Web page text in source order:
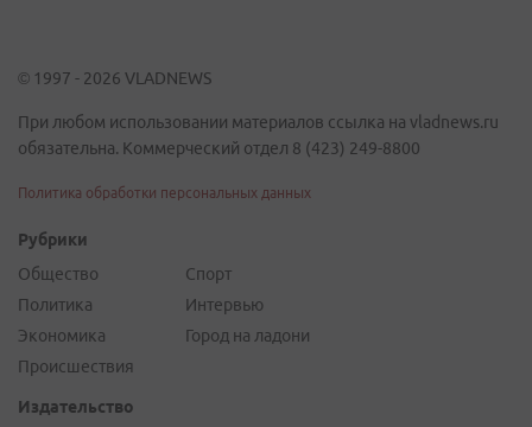
© 1997 - 2026 VLADNEWS
При любом использовании материалов ссылка на vladnews.ru
обязательна. Коммерческий отдел 8 (423) 249-8800
Политика обработки персональных данных
Рубрики
Общество
Политика
Экономика
Происшествия
Спорт
Интервью
Город на ладони
Издательство